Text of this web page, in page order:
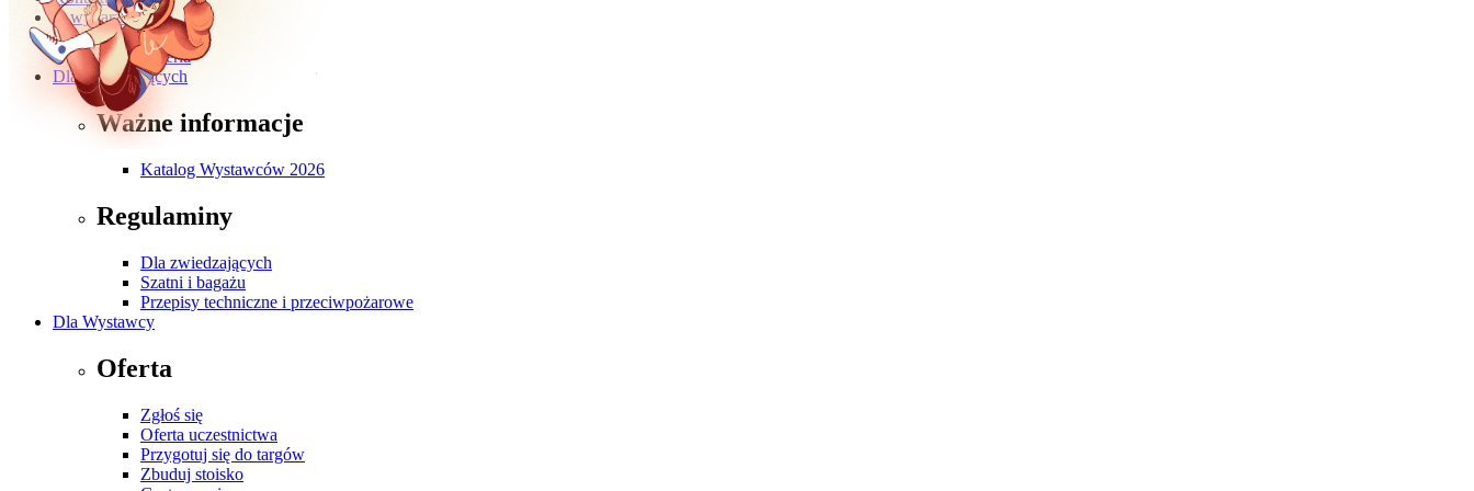
O wydarzeniu
O targach
Galeria
Dla Zwiedzających
Ważne informacje
Katalog Wystawców 2026
Regulaminy
Dla zwiedzających
Szatni i bagażu
Przepisy techniczne i przeciwpożarowe
Dla Wystawcy
Oferta
Zgłoś się
Oferta uczestnictwa
Przygotuj się do targów
Zbuduj stoisko